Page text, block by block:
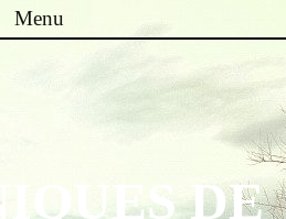
Menu
DE